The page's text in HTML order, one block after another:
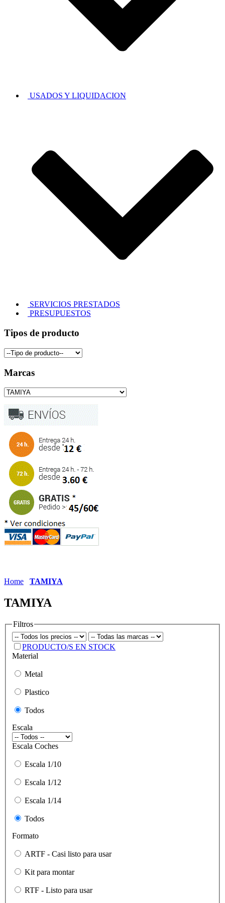
USADOS Y LIQUIDACION
SERVICIOS PRESTADOS
PRESUPUESTOS
Tipos de producto
Marcas
Home TAMIYA
TAMIYA
Filtros
PRODUCTO/S EN STOCK
Material
Metal
Plastico
Todos
Escala
Escala Coches
Escala 1/10
Escala 1/12
Escala 1/14
Todos
Formato
ARTF - Casi listo para usar
Kit para montar
RTF - Listo para usar